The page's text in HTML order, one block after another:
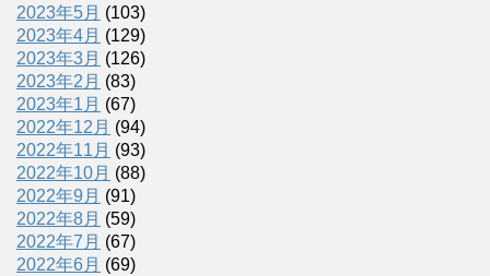
2023年5月 (103)
2023年4月 (129)
2023年3月 (126)
2023年2月 (83)
2023年1月 (67)
2022年12月 (94)
2022年11月 (93)
2022年10月 (88)
2022年9月 (91)
2022年8月 (59)
2022年7月 (67)
2022年6月 (69)